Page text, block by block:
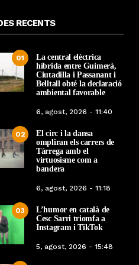
RECENTS
01
La central elèctrica
híbrida entre Guimerà,
Ciutadilla i Passanant i
Belltall obté la declaració
ambiental favorable
6, agost, 2026 - 11:40
02
El circ i la dansa
ompliran els carrers de
Tàrrega amb el
virtuosisme com a
bandera
6, agost, 2026 - 11:18
03
L’humor en català de
Cesc Sarri triomfa a
Instagram i TikTok
5, agost, 2026 - 15:48
Les Gastrosàvies
una gran trobada al Món
Benet que referma el valor
cuina tradicional
27, novembre, 2025 - 08:28